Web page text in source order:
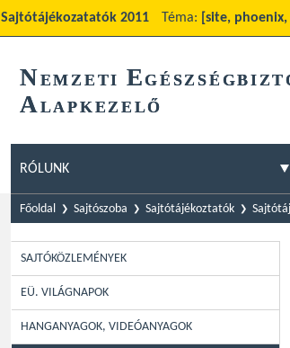
Sajtótájékozatatók 2011 Téma: [site,
NEMZETI E
ALAPKEZELŐ
RÓLUNK
Főoldal Sajtószoba Sajtótájékoztatók
SAJTÓKÖZLEMÉNYEK
EÜ. VILÁGNAPOK
HANGANYAGOK, VIDEÓANYAGOK